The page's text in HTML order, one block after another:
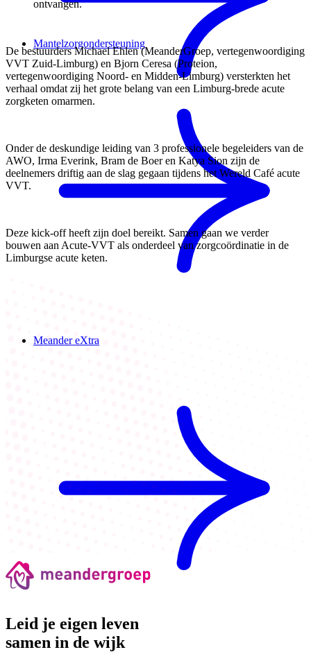
Mantelzorgondersteuning
Meander eXtra
ontvangen.
De bestuurders Michael Ehlen (MeanderGroep, vertegenwoordiging
VVT Zuid-Limburg) en Bjorn Ceresa (Proteion,
vertegenwoordiging Noord- en Midden-Limburg) versterkten het
verhaal omdat zij het grote belang van een Limburg-brede acute
zorgketen omarmen.
Onder de deskundige leiding van 3 professionele begeleiders van de
AWO, Irma Everink, Bram de Boer en Katya Sion zijn de
deelnemers driftig aan de slag gegaan tijdens het Wereld Café acute
VVT.
Deze kick-off heeft zijn doel bereikt. Samen gaan we verder
bouwen aan Acute-VVT als onderdeel van zorgcoördinatie in de
Limburgse acute keten.
Leid je eigen leven
samen in de wijk